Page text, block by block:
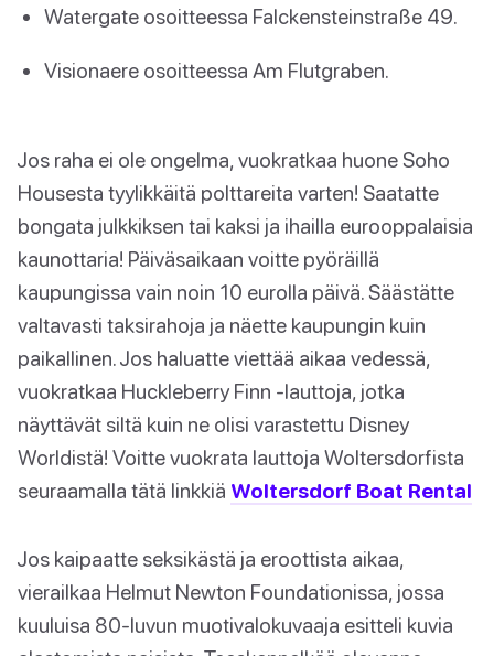
Watergate osoitteessa Falckensteinstraße 49.
Visionaere osoitteessa Am Flutgraben.
Jos raha ei ole ongelma, vuokratkaa huone Soho
Housesta tyylikkäitä polttareita varten! Saatatte
bongata julkkiksen tai kaksi ja ihailla eurooppalaisia
kaunottaria! Päiväsaikaan voitte pyöräillä
kaupungissa vain noin 10 eurolla päivä. Säästätte
valtavasti taksirahoja ja näette kaupungin kuin
paikallinen. Jos haluatte viettää aikaa vedessä,
vuokratkaa Huckleberry Finn -lauttoja, jotka
näyttävät siltä kuin ne olisi varastettu Disney
Worldistä! Voitte vuokrata lauttoja Woltersdorfista
seuraamalla tätä linkkiä Woltersdorf Boat Rental
Jos kaipaatte seksikästä ja eroottista aikaa,
vierailkaa Helmut Newton Foundationissa, jossa
kuuluisa 80-luvun muotivalokuvaaja esitteli kuvia